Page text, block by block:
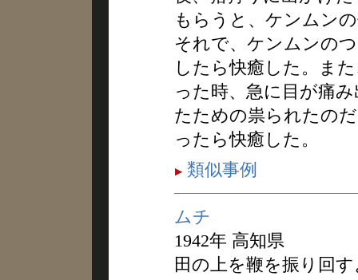
もらうと、ケンムン
それで、ケンムンの
したら快癒した。ま
った時、急に目が痛
たための祟られたの
ったら快癒した。
類似事例
ムチ
1942年 高知県
田の上を鞭を振り回